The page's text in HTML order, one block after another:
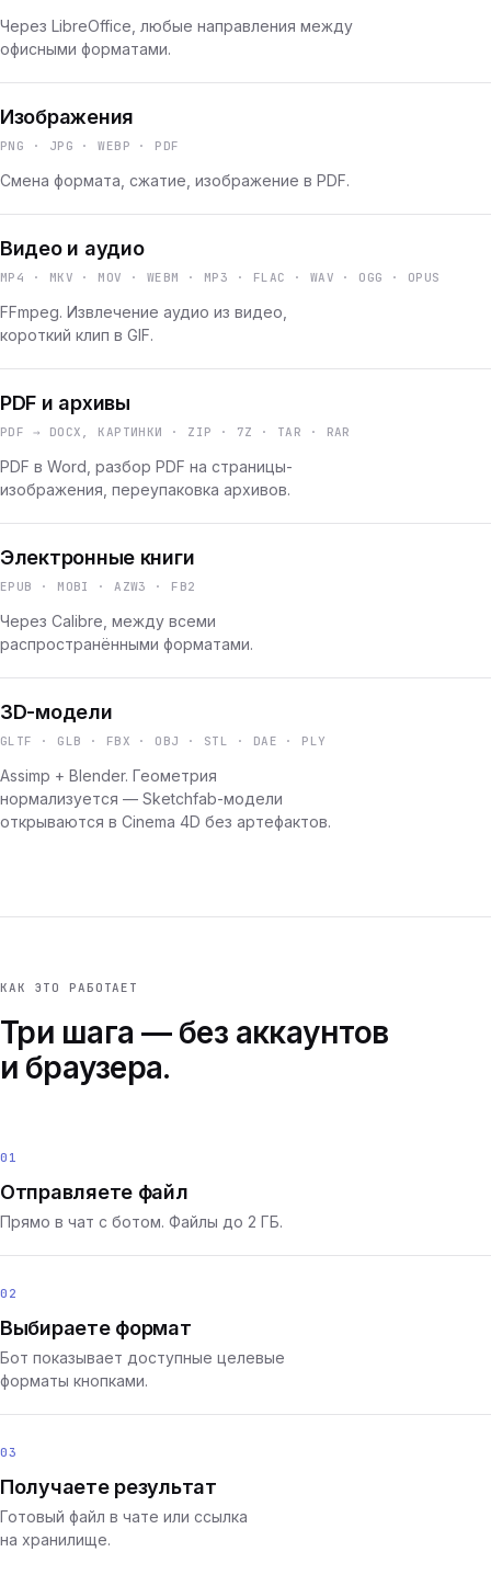
Через LibreOffice, любые направления между
офисными форматами.
Изображения
PNG · JPG · WEBP · PDF
Смена формата, сжатие, изображение в PDF.
Видео и аудио
MP4 · MKV · MOV · WEBM · MP3 · FLAC · WAV · OGG · OPUS
FFmpeg. Извлечение аудио из видео,
короткий клип в GIF.
PDF и архивы
PDF → DOCX, КАРТИНКИ · ZIP · 7Z · TAR · RAR
PDF в Word, разбор PDF на страницы-
изображения, переупаковка архивов.
Электронные книги
EPUB · MOBI · AZW3 · FB2
Через Calibre, между всеми
распространёнными форматами.
3D-модели
GLTF · GLB · FBX · OBJ · STL · DAE · PLY
Assimp + Blender. Геометрия
нормализуется — Sketchfab-модели
открываются в Cinema 4D без артефактов.
КАК ЭТО РАБОТАЕТ
Три шага — без аккаунтов
и браузера.
01
Отправляете файл
Прямо в чат с ботом. Файлы до 2 ГБ.
02
Выбираете формат
Бот показывает доступные целевые
форматы кнопками.
03
Получаете результат
Готовый файл в чате или ссылка
на хранилище.